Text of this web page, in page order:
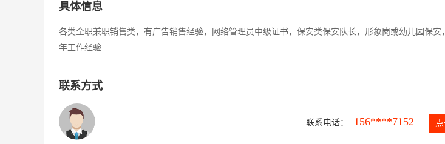
具体信息
各类全职兼职销售类，有广告销售经验，网络管理员中级证书，保安类保安队长，形象岗或幼儿园保
年工作经验
联系方式
联系电话： 156****7152